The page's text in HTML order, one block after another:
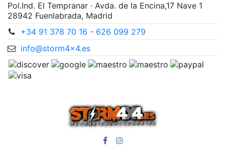
Pol.Ind. El Tempranar · Avda. de la Encina,17 Nave 1
28942 Fuenlabrada, Madrid
+34 91 378 70 16 - 626 099 279
info@storm4x4.es